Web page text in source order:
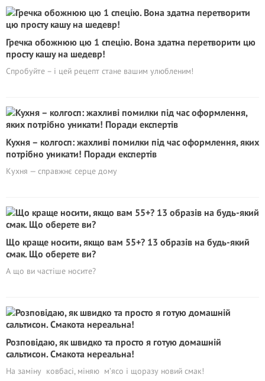
Гречка обожнюю цю 1 спецію. Вона здатна перетворити цю
просту кашу на шедевр!
Спробуйте – і цей рецепт стане вашим улюбленим!
Кухня – колгосп: жaxливі помилки під час оформлення, яких
потрібно уникати! Поради експертів
Кухня — справжнє серце дому
Що краще носити, якщо вам 55+? 13 образів на будь-який
смак. Що оберете ви?
А що ви частіше носите?
Розповідаю, як швидко та просто я готую домашній
сальтисон. Смакота нереальна!
На заміну ковбасі, міняю м’ясо і щоразу новий смак!